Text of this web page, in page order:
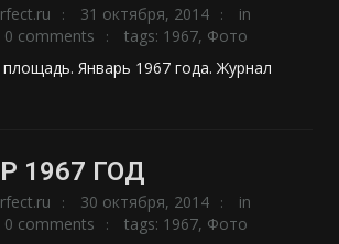
31 октября, 2014
in
0 comments tags: 1967, Фото
Январь 1967 года. Журнал
1967 ГОД
30 октября, 2014
in
0 comments tags: 1967, Фото